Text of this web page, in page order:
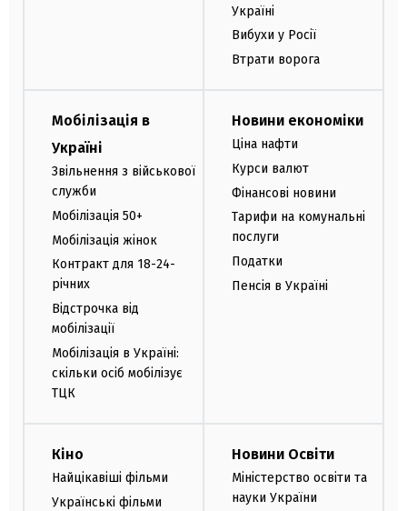
Україні
Вибухи у Росії
Втрати ворога
Мобілізація в
Україні
Звільнення з військової
служби
Мобілізація 50+
Мобілізація жінок
Контракт для 18-24-
річних
Відстрочка від
мобілізації
Мобілізація в Україні:
скільки осіб мобілізує
ТЦК
Новини економіки
Ціна нафти
Курси валют
Фінансові новини
Тарифи на комунальні
послуги
Податки
Пенсія в Україні
Кіно
Найцікавіші фільми
Українські фільми
Новини Освіти
Міністерство освіти та
науки України